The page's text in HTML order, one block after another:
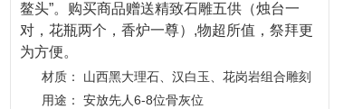
鳌头”。购买商品赠送精致石雕五供（烛台一
对，花瓶两个，香炉一尊）,物超所值，祭拜更
为方便。
材质： 山西黑大理石、汉白玉、花岗岩组合雕刻
用途： 安放先人6-8位骨灰位